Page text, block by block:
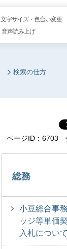
文字サイズ・色合い変更
音声読み上げ
検索の仕方
ページID：6703
総務
小豆総合事
ッジ等単価
入札について